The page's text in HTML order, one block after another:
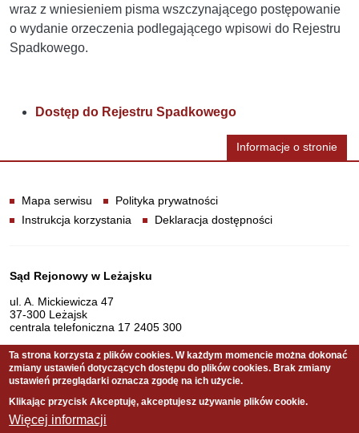
wraz z wniesieniem pisma wszczynającego postępowanie
o wydanie orzeczenia podlegającego wpisowi do Rejestru
Spadkowego.
Dostęp do Rejestru Spadkowego
Informacje o stronie
Mapa serwisu
Polityka prywatności
Instrukcja korzystania
Deklaracja dostępności
Dane teleadresowe
Sąd Rejonowy w Leżajsku
ul. A. Mickiewicza 47
37-300 Leżajsk
centrala telefoniczna 17 2405 300
Serwis pełni funkcję strony Biuletynu Informacji Publicznej
Ta strona korzysta z plików cookies. W każdym momencie można dokonać
zmiany ustawień dotyczących dostępu do plików cookies. Brak zmiany
ustawień przeglądarki oznacza zgodę na ich użycie.
Klikając przycisk Akceptuję, akceptujesz używanie plików cookie.
Więcej informacji